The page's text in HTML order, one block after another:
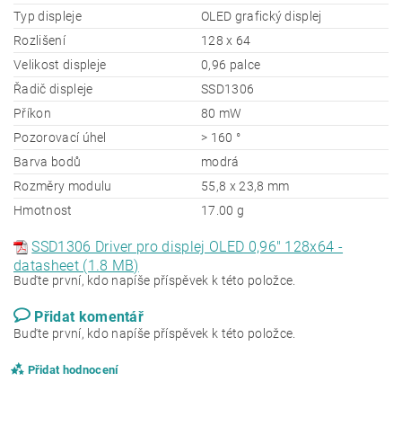
Typ displeje
OLED grafický displej
Rozlišení
128 x 64
Velikost displeje
0,96 palce
Řadič displeje
SSD1306
Příkon
80 mW
Pozorovací úhel
> 160 °
Barva bodů
modrá
Rozměry modulu
55,8 x 23,8 mm
Hmotnost
17.00 g
SSD1306 Driver pro displej OLED 0,96" 128x64 -
datasheet (1.8 MB)
Buďte první, kdo napíše příspěvek k této položce.
Přidat komentář
Buďte první, kdo napíše příspěvek k této položce.
Přidat hodnocení